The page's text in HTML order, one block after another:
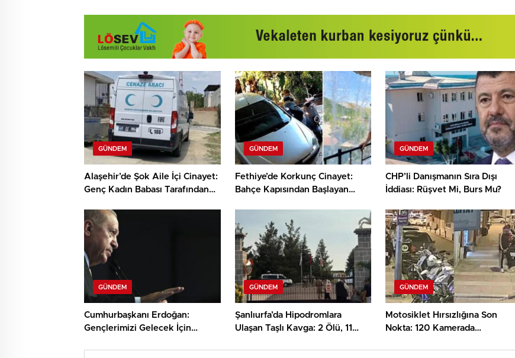
GÜNDEM
Alaşehir’de Şok Aile İçi Cinayet:
Genç Kadın Babası Tarafından
GÜNDEM
Fethiye’de Korkunç Cinayet:
Bahçe Kapısından Başlayan
GÜNDEM
CHP’li Danışmanın Sıra Dışı
İddiası: Rüşvet Mi, Burs Mu?
GÜNDEM
Cumhurbaşkanı Erdoğan:
Gençlerimizi Gelecek İçin
GÜNDEM
Şanlıurfa’da Hipodromlara
Ulaşan Taşlı Kavga: 2 Ölü, 11
GÜNDEM
Motosiklet Hırsızlığına Son
Nokta: 120 Kamerada